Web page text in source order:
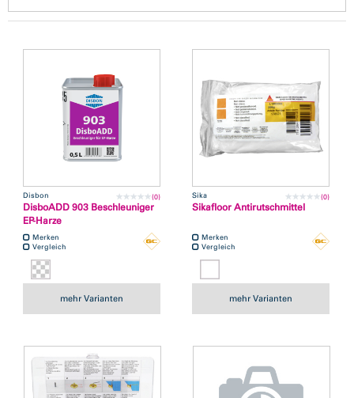
Disbon (0)
DisboADD 903 Beschleuniger
EP-Harze
Merken
Vergleich
mehr Varianten
Sika (0)
Sikafloor Antirutschmittel
Merken
Vergleich
mehr Varianten